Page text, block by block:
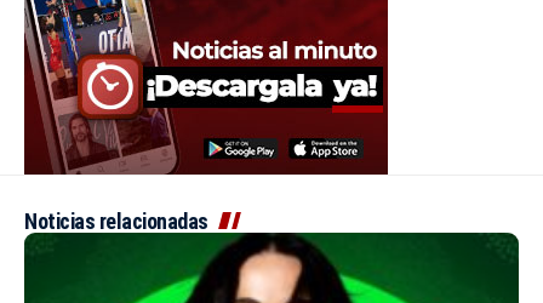
Noticias relacionadas